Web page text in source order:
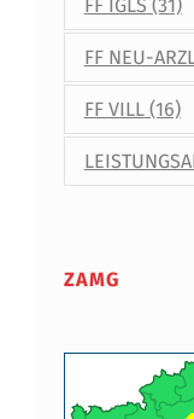
FF IGLS (31)
FF NEU-
FF VILL(16)
ZAMG